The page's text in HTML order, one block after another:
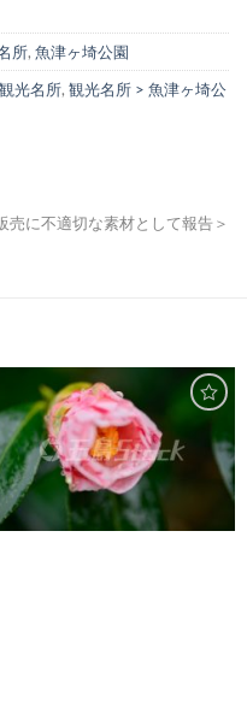
所, 魚津ヶ埼公園
観光名所, 観光名所 > 魚津ヶ埼公
売に不適切な素材として報告＞